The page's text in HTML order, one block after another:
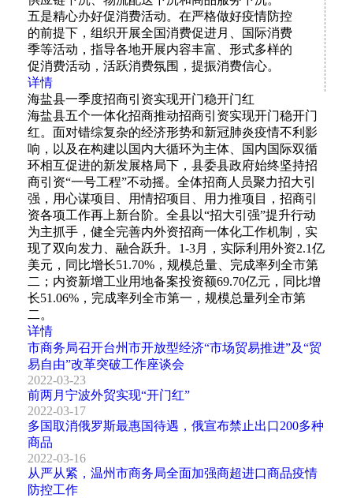
五是精心办好促消费活动。在严格做好疫情防控
的前提下，组织开展全国消费促进月、国际消费
季等活动，指导各地开展内容丰富、形式多样的
促消费活动，活跃消费氛围，提振消费信心。
详情
海盐县一季度招商引资实现开门稳开门红
海盐县五个一体化招商推动招商引资实现开门稳开门
红。面对错综复杂的经济形势和新冠肺炎疫情不利影
响，以及在构建以国内大循环为主体、国内国际双循
环相互促进的新发展格局下，县委县政府始终坚持招
商引资“一号工程”不动摇。全体招商人员聚力招大引
强，用心谋项目、用情招项目、用力推项目，招商引
资各项工作再上新台阶。全县以“招大引强”提升行动
为主抓手，健全完善内外资招商一体化工作机制，实
现了双向发力、融合跃升。1-3月，实际利用外资2.1亿
美元，同比增长51.70%，规模总量、完成率列全市第
二；内资新增工业用地备案投资额69.70亿元，同比增
长51.06%，完成率列全市第一，规模总量列全市第
二。
详情
市商务局召开台州市开放型经济“市场贸易推进”及“贸
易自由”改革突破工作座谈会
2022-03-23
前两月宁波外贸实现“开门红”
2022-03-17
多国取消俄罗斯最惠国待遇，俄宣布禁止出口200多种
商品
2022-03-16
从严从紧，温州市商务局全面加强商超进口商品疫情
防控工作